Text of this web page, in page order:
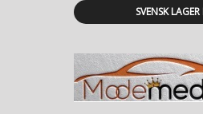
SVENSK